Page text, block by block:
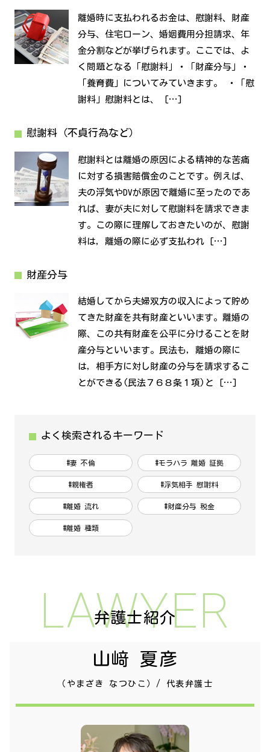
離婚時に支払われるお金は、慰謝料、財産
分与、住宅ローン、婚姻費用分担請求、年
金分割などが挙げられます。ここでは、よ
く問題となる「慰謝料」・「財産分与」・
「養育費」についてみていきます。 ・「慰
謝料」慰謝料とは、 […]
慰謝料（不貞行為など）
慰謝料とは離婚の原因による精神的な苦痛
に対する損害賠償金のことです。例えば、
夫の浮気やDVが原因で離婚に至ったのであ
れば、妻が夫に対して慰謝料を請求できま
す。この際に理解しておきたいのが、慰謝
料は，離婚の際に必ず支払われ […]
財産分与
結婚してから夫婦双方の収入によって貯め
てきた財産を共有財産といいます。離婚の
際、この共有財産を公平に分けることを財
産分与といいます。民法も，離婚の際に
は，相手方に対し財産の分与を請求するこ
とができる(民法７６８条１項)と […]
よく検索されるキーワード
#妻 不倫 #モラハラ 離婚 証拠
#親権者 #浮気相手 慰謝料
#離婚 流れ #財産分与 税金
#離婚 種類
LAWYER
弁護士紹介
山﨑 夏彦
（やまざき なつひこ）/ 代表弁護士